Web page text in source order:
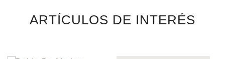
ARTÍCULOS DE INTERÉS